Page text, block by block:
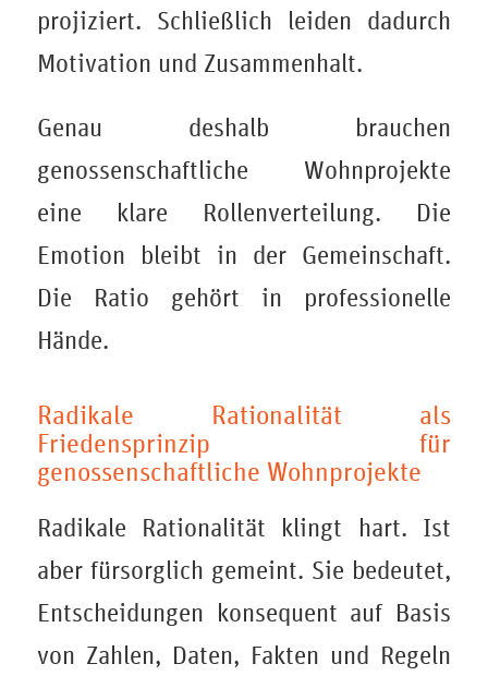
projiziert. Schließlich leiden dadurch
Motivation und Zusammenhalt.
Genau deshalb brauchen
genossenschaftliche Wohnprojekte
eine klare Rollenverteilung. Die
Emotion bleibt in der Gemeinschaft.
Die Ratio gehört in professionelle
Hände.
Radikale Rationalität als
Friedensprinzip für
genossenschaftliche Wohnprojekte
Radikale Rationalität klingt hart. Ist
aber fürsorglich gemeint. Sie bedeutet,
Entscheidungen konsequent auf Basis
von Zahlen, Daten, Fakten und Regeln